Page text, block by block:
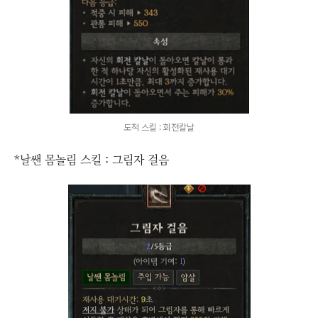
도적 스킬 : 회전칼날
*날쌘 몸놀림 스킬 : 그림자 걸음